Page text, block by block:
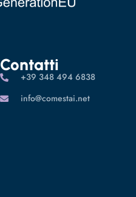
Contatti
‪+39 348 494 6838
info@comestai.net